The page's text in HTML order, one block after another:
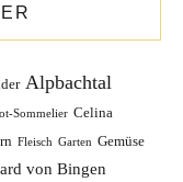
Alpbachtal
Alpbachtal
Sommelier Celina
Fleisch Garten Gemüse
von Bingen